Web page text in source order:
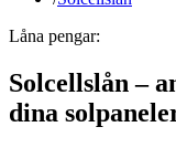
Låna pengar:
Solcellslån –
dina